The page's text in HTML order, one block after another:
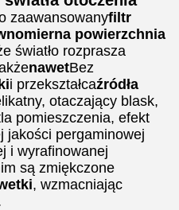
zaawansowanyfiltr
powierzchnia
światło rozprasza
nawetBez
i przekształcaźródła
otaczający blask,
pomieszczenia, efekt
jakości pergaminowej
i wyrafinowanej
są zmiękczone
, wzmacniając